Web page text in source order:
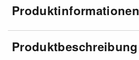
Produktinformationen
Produktbeschreibung